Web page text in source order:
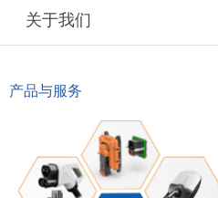
关于我们
产品与服务